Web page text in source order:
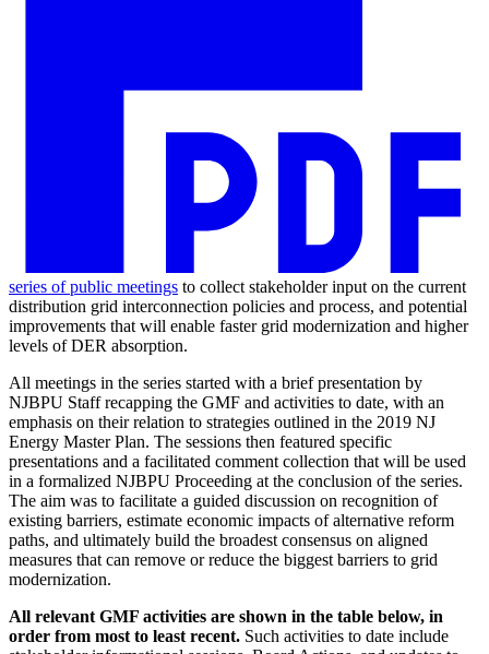
series of public meetings​​​​‌ ‍ ​‍​‍‌‍ ‌ ​‍‌‍‍‌‌‍‌ ‌‍‍‌‌‍ ‍​‍​‍​ ‍‍​‍​‍‌ ​ ‌‍​‌‌‍ ‍‌‍‍‌‌ ‌​‌ ‍‌​‍ ‍‌‍‍‌‌‍ ​‍​‍​‍ ​​‍​‍‌‍‍​‌ ​‍‌‍‌‌‌‍‌‍​‍​‍​ ‍‍​‍​‍‌‍‍​‌ ‌​‌ ‌​‌ ​​​ ‍‍​‍ ​‍ ‌‍ ​‌‍ ‌‍​ ‌‍​‌‌‍ ​‌‍‍​‌‍ ‌ ​ ‌ ‌​​ ‍‍​ ​ ​ ​ ​ ​ ​ ​ ​‍ ‌‍‍‌‌‍ ‍‌ ‌​‌‍‌‌‌‍ ‍‌ ‌​​‍ ‌‍‌‌‌‍‌​‌‍‍‌‌ ‌​​‍ ‌‍ ‌‌‍ ‌‍‌​‌‍‌‌​ ‌‌ ​​‌ ​‍‌‍‌‌‌ ​ ‌‍‌‌‌‍ ‍‌ ‌​‌‍​‌‌ ‌​‌‍‍‌‌‍ ‌‍ ‍​ ‍ ‌‍‍‌‌‍‌​​ ‌​ ‌​‌‍‌‍​ ‌‍​ ‍‌​ ‌‌​ ​‌​ ‍​‌‍‌‍​‍ ‌​ ​ ​ ‌‍​ ​​​ ​ ​‍ ‌​ ‌​​ ‍​‌‍‌​​ ‌‍​‍ ‌​ ‍​‌‍​‍‌‍‌‍​ ‍​​‍ ‌​ ‍​​ ​​​ ​ ​ ‌‌​ ‌ ‌‍‌​​ ​​‌‍​‌​ ‌​​ ‍‌‌‍‌‍​ ‌‌​ ‍ ‌ ‌​‌ ‍‌‌ ​​‌‍‌‌​ ‌‌ ​​‌ ​‍‌‍ ‌‍‌ ‌ ​‍‌‍​‌‌‍ ‌​ ‍ ‌ ​​‌‍​‌‌ ‌​‌‍‍​​ ‌‌‍​ ‌‍ ‌‍ ‍‌ ‌​‌‍‌‌‌‍ ‍‌ ‌​‌‌​ ‌‍‌‌‌‍​ ‌ ‌​‌‍‍‌‌‍ ‌‍ ‍‌ ​ ​‍‌‌​ ‌‌‌​​‍‌‌ ‌‍‍ ‌‍‌‌‌ ‍‌​‍‌‌​ ​ ‌​‌​​‍‌‌​ ​ ‌​‌​​‍‌‌​ ​‍​ ​‍​ ​ ‌‍​‍‌‍‌‌​ ‍‌​ ​‍​ ‌‌​ ‌‌​ ​ ​ ​‌​ ‌ ​ ‍​‌‍​‍​‍‌‌​ ​‍​ ​‍​‍‌‌​ ‌‌‌​‌​​‍ ‍‌‍​ ‌‍ ‌‍ ‍‌ ‌​‌‍‌‌‌‍ ‍‌ ‌​​‍‌‌​ ‌‌‌​​‍‌‌ ‌‍‍ ‌‍‌‌‌ ‍‌​‍‌‌​ ​ ‌​‌​​‍‌‌​ ​ ‌​‌​​‍‌‌​ ​‍​ ​‍​ ‌ ​ ‌‌‌‍‌‌​ ‍‌​ ‍‌​ ‌​‌‍‌‌​ ​‌​ ​‍​ ‌‍​ ​‌‌‍​‌​‍‌‌​ ​‍​ ​‍​‍‌‌​ ‌‌‌​‌​​‍ ‍‌‍​ ‌‍‍​‌‍‍‌‌‍ ​‌‍‌​‌ ​‍‌‍‌‌‌‍ ‍​‍‌‌​ ‌‌‌​​‍‌‌ ‌‍‍ ‌‍‌‌‌ ‍‌​‍‌‌​ ​ ‌​‌​​‍‌‌​ ​ ‌​‌​​‍‌‌​ ​‍​ ​‍​ ‍‌​ ​ ​ ‌‍​ ‍‌​ ​‍‌‍​‌​ ‍​‌‍‌​‌‍‌​‌‍‌​‌‍​‌‌‍​‌​‍‌‌​ ​‍​ ​‍​‍‌‌​ ‌‌‌​‌​​‍ ‍‌ ‌​‌‍‌‌‌ ‍​‌ ‌​​ ‌‍​‍‌‍​‌‌ ​ ‌‍‌‌‌‌‌‌‌ ​‍‌‍ ​​ ‌‌‍‍​‌ ‌​‌ ‌​‌ ​​​‍‌‌​ ​ ‌​​‌​‍‌‌​ ​‍‌​‌‍​‍‌‌​ ​‍‌​‌‍‌‍ ​‌‍ ‌‍​ ‌‍​‌‌‍ ​‌‍‍​‌‍ ‌ ​ ‌ ‌​​‍‌‌​ ​ ‌​​‌​ ​ ​ ​ ​ ​ ​ ​ ​‍‌‍‌‍‍‌‌‍‌​​ ‌​ ‌​‌‍‌‍​ ‌‍​ ‍‌​ ‌‌​ ​‌​ ‍​‌‍‌‍​‍ ‌​ ​ ​ ‌‍​ ​​​ ​ ​‍ ‌​ ‌​​ ‍​‌‍‌​​ ‌‍​‍ ‌​ ‍​‌‍​‍‌‍‌‍​ ‍​​‍ ‌​ ‍​​ ​​​ ​ ​ ‌‌​ ‌ ‌‍‌​​ ​​‌‍​‌​ ‌​​ ‍‌‌‍‌‍​ ‌‌​‍‌‍‌ ‌​‌ ‍‌‌ ​​‌‍‌‌​ ‌‌ ​​‌ ​‍‌‍ ‌‍‌ ‌ ​‍‌‍​‌‌‍ ‌​‍‌‍‌ ​​‌‍​‌‌ ‌​‌‍‍​​ ‌‌‍​ ‌‍ ‌‍ ‍‌ ‌​‌‍‌‌‌‍ ‍‌ ‌​‌‌​ ‌‍‌‌‌‍​ ‌ ‌​‌‍‍‌‌‍ ‌‍ ‍‌ ​ ​‍‌‌​ ‌‌‌​​‍‌‌ ‌‍‍ ‌‍‌‌‌ ‍‌​‍‌‌​ ​ ‌​‌​​‍‌‌​ ​ ‌​‌​​‍‌‌​ ​‍​ ​‍​ ​ ‌‍​‍‌‍‌‌​ ‍‌​ ​‍​ ‌‌​ ‌‌​ ​ ​ ​‌​ ‌ ​ ‍​‌‍​‍​‍‌‌​ ​‍​ ​‍​‍‌‌​ ‌‌‌​‌​​‍ ‍‌‍​ ‌‍ ‌‍ ‍‌ ‌​‌‍‌‌‌‍ ‍‌ ‌​​‍‌‌​ ‌‌‌​​‍‌‌ ‌‍‍ ‌‍‌‌‌ ‍‌​‍‌‌​ ​ ‌​‌​​‍‌‌​ ​ ‌​‌​​‍‌‌​ ​‍​ ​‍​ ‌ ​ ‌‌‌‍‌‌​ ‍‌​ ‍‌​ ‌​‌‍‌‌​ ​‌​ ​‍​ ‌‍​ ​‌‌‍​‌​‍‌‌​ ​‍​ ​‍​‍‌‌​ ‌‌‌​‌​​‍ ‍‌‍​ ‌‍‍​‌‍‍‌‌‍ ​‌‍‌​‌ ​‍‌‍‌‌‌‍ ‍​‍‌‌​ ‌‌‌​​‍‌‌ ‌‍‍ ‌‍‌‌‌ ‍‌​‍‌‌​ ​ ‌​‌​​‍‌‌​ ​ ‌​‌​​‍‌‌​ ​‍​ ​‍​ ‍‌​ ​ ​ ‌‍​ ‍‌​ ​‍‌‍​‌​ ‍​‌‍‌​‌‍‌​‌‍‌​‌‍​‌‌‍​‌​‍‌‌​ ​‍​ ​‍​‍‌‌​ ‌‌‌​‌​​‍ ‍‌ ‌​‌‍‌‌‌ ‍​‌ ‌​​‍‌‍‌ ​​‌‍‌‌‌ ​‍‌ ​ ‌ ​​‌‍‌‌‌‍​ ‌ ‌​‌‍‍‌‌ ‌‍‌‍‌‌​ ‌‌ ​​‌ ‌‌‌‍​‍‌‍ ​‌‍‍‌‌ ​ ‌‍‍​‌‍‌‌‌‍‌​​‍​‍‌ ‌ to collect stakeholder input on the current
distribution grid interconnection policies and process, and potential
improvements that will enable faster grid modernization and higher
levels of DER absorption. ​​​​‌ ‍ ​‍​‍‌‍ ‌ ​‍‌‍‍‌‌‍‌ ‌‍‍‌‌‍ ‍​‍​‍​ ‍‍​‍​‍‌ ​ ‌‍​‌‌‍ ‍‌‍‍‌‌ ‌​‌ ‍‌​‍ ‍‌‍‍‌‌‍ ​‍​‍​‍ ​​‍​‍‌‍‍​‌ ​‍‌‍‌‌‌‍‌‍​‍​‍​ ‍‍​‍​‍‌‍‍​‌ ‌​‌ ‌​‌ ​​​ ‍‍​‍ ​‍ ‌‍ ​‌‍ ‌‍​ ‌‍​‌‌‍ ​‌‍‍​‌‍ ‌ ​ ‌ ‌​​ ‍‍​ ​ ​ ​ ​ ​ ​ ​ ​‍ ‌‍‍‌‌‍ ‍‌ ‌​‌‍‌‌‌‍ ‍‌ ‌​​‍ ‌‍‌‌‌‍‌​‌‍‍‌‌ ‌​​‍ ‌‍ ‌‌‍ ‌‍‌​‌‍‌‌​ ‌‌ ​​‌ ​‍‌‍‌‌‌ ​ ‌‍‌‌‌‍ ‍‌ ‌​‌‍​‌‌ ‌​‌‍‍‌‌‍ ‌‍ ‍​ ‍ ‌‍‍‌‌‍‌​​ ‌​ ‌​‌‍‌‍​ ‌‍​ ‍‌​ ‌‌​ ​‌​ ‍​‌‍‌‍​‍ ‌​ ​ ​ ‌‍​ ​​​ ​ ​‍ ‌​ ‌​​ ‍​‌‍‌​​ ‌‍​‍ ‌​ ‍​‌‍​‍‌‍‌‍​ ‍​​‍ ‌​ ‍​​ ​​​ ​ ​ ‌‌​ ‌ ‌‍‌​​ ​​‌‍​‌​ ‌​​ ‍‌‌‍‌‍​ ‌‌​ ‍ ‌ ‌​‌ ‍‌‌ ​​‌‍‌‌​ ‌‌ ​​‌ ​‍‌‍ ‌‍‌ ‌ ​‍‌‍​‌‌‍ ‌​ ‍ ‌ ​​‌‍​‌‌ ‌​‌‍‍​​ ‌‌‍​ ‌‍ ‌‍ ‍‌ ‌​‌‍‌‌‌‍ ‍‌ ‌​‌‌​ ‌‍‌‌‌‍​ ‌ ‌​‌‍‍‌‌‍ ‌‍ ‍‌ ​ ​‍‌‌​ ‌‌‌​​‍‌‌ ‌‍‍ ‌‍‌‌‌ ‍‌​‍‌‌​ ​ ‌​‌​​‍‌‌​ ​ ‌​‌​​‍‌‌​ ​‍​ ​‍​ ​ ‌‍​‍‌‍‌‌​ ‍‌​ ​‍​ ‌‌​ ‌‌​ ​ ​ ​‌​ ‌ ​ ‍​‌‍​‍​‍‌‌​ ​‍​ ​‍​‍‌‌​ ‌‌‌​‌​​‍ ‍‌‍​ ‌‍ ‌‍ ‍‌ ‌​‌‍‌‌‌‍ ‍‌ ‌​​‍‌‌​ ‌‌‌​​‍‌‌ ‌‍‍ ‌‍‌‌‌ ‍‌​‍‌‌​ ​ ‌​‌​​‍‌‌​ ​ ‌​‌​​‍‌‌​ ​‍​ ​‍​ ‌ ​ ‌‌‌‍‌‌​ ‍‌​ ‍‌​ ‌​‌‍‌‌​ ​‌​ ​‍​ ‌‍​ ​‌‌‍​‌​‍‌‌​ ​‍​ ​‍​‍‌‌​ ‌‌‌​‌​​‍ ‍‌‍​ ‌‍‍​‌‍‍‌‌‍ ​‌‍‌​‌ ​‍‌‍‌‌‌‍ ‍​‍‌‌​ ‌‌‌​​‍‌‌ ‌‍‍ ‌‍‌‌‌ ‍‌​‍‌‌​ ​ ‌​‌​​‍‌‌​ ​ ‌​‌​​‍‌‌​ ​‍​ ​‍‌‍​ ‌‍‌‍​ ‌‌​ ‌‌‌‍​‌​ ‌‌​ ‍‌‌‍​‌​ ‍​​ ​‍​ ‌‍‌‍‌​​‍‌‌​ ​‍​ ​‍​‍‌‌​ ‌‌‌​‌​​‍ ‍‌ ‌​‌‍‌‌‌ ‍​‌ ‌​​ ‌‍​‍‌‍​‌‌ ​ ‌‍‌‌‌‌‌‌‌ ​‍‌‍ ​​ ‌‌‍‍​‌ ‌​‌ ‌​‌ ​​​‍‌‌​ ​ ‌​​‌​‍‌‌​ ​‍‌​‌‍​‍‌‌​ ​‍‌​‌‍‌‍ ​‌‍ ‌‍​ ‌‍​‌‌‍ ​‌‍‍​‌‍ ‌ ​ ‌ ‌​​‍‌‌​ ​ ‌​​‌​ ​ ​ ​ ​ ​ ​ ​ ​‍‌‍‌‍‍‌‌‍‌​​ ‌​ ‌​‌‍‌‍​ ‌‍​ ‍‌​ ‌‌​ ​‌​ ‍​‌‍‌‍​‍ ‌​ ​ ​ ‌‍​ ​​​ ​ ​‍ ‌​ ‌​​ ‍​‌‍‌​​ ‌‍​‍ ‌​ ‍​‌‍​‍‌‍‌‍​ ‍​​‍ ‌​ ‍​​ ​​​ ​ ​ ‌‌​ ‌ ‌‍‌​​ ​​‌‍​‌​ ‌​​ ‍‌‌‍‌‍​ ‌‌​‍‌‍‌ ‌​‌ ‍‌‌ ​​‌‍‌‌​ ‌‌ ​​‌ ​‍‌‍ ‌‍‌ ‌ ​‍‌‍​‌‌‍ ‌​‍‌‍‌ ​​‌‍​‌‌ ‌​‌‍‍​​ ‌‌‍​ ‌‍ ‌‍ ‍‌ ‌​‌‍‌‌‌‍ ‍‌ ‌​‌‌​ ‌‍‌‌‌‍​ ‌ ‌​‌‍‍‌‌‍ ‌‍ ‍‌ ​ ​‍‌‌​ ‌‌‌​​‍‌‌ ‌‍‍ ‌‍‌‌‌ ‍‌​‍‌‌​ ​ ‌​‌​​‍‌‌​ ​ ‌​‌​​‍‌‌​ ​‍​ ​‍​ ​ ‌‍​‍‌‍‌‌​ ‍‌​ ​‍​ ‌‌​ ‌‌​ ​ ​ ​‌​ ‌ ​ ‍​‌‍​‍​‍‌‌​ ​‍​ ​‍​‍‌‌​ ‌‌‌​‌​​‍ ‍‌‍​ ‌‍ ‌‍ ‍‌ ‌​‌‍‌‌‌‍ ‍‌ ‌​​‍‌‌​ ‌‌‌​​‍‌‌ ‌‍‍ ‌‍‌‌‌ ‍‌​‍‌‌​ ​ ‌​‌​​‍‌‌​ ​ ‌​‌​​‍‌‌​ ​‍​ ​‍​ ‌ ​ ‌‌‌‍‌‌​ ‍‌​ ‍‌​ ‌​‌‍‌‌​ ​‌​ ​‍​ ‌‍​ ​‌‌‍​‌​‍‌‌​ ​‍​ ​‍​‍‌‌​ ‌‌‌​‌​​‍ ‍‌‍​ ‌‍‍​‌‍‍‌‌‍ ​‌‍‌​‌ ​‍‌‍‌‌‌‍ ‍​‍‌‌​ ‌‌‌​​‍‌‌ ‌‍‍ ‌‍‌‌‌ ‍‌​‍‌‌​ ​ ‌​‌​​‍‌‌​ ​ ‌​‌​​‍‌‌​ ​‍​ ​‍‌‍​ ‌‍‌‍​ ‌‌​ ‌‌‌‍​‌​ ‌‌​ ‍‌‌‍​‌​ ‍​​ ​‍​ ‌‍‌‍‌​​‍‌‌​ ​‍​ ​‍​‍‌‌​ ‌‌‌​‌​​‍ ‍‌ ‌​‌‍‌‌‌ ‍​‌ ‌​​‍‌‍‌ ​​‌‍‌‌‌ ​‍‌ ​ ‌ ​​‌‍‌‌‌‍​ ‌ ‌​‌‍‍‌‌ ‌‍‌‍‌‌​ ‌‌ ​​‌ ‌‌‌‍​‍‌‍ ​‌‍‍‌‌ ​ ‌‍‍​‌‍‌‌‌‍‌​​‍​‍‌ ‌
All meetings in the series started with a brief presentation by
NJBPU Staff recapping the GMF and activities to date, with an
emphasis on their relation to strategies outlined in the 2019 NJ
Energy Master Plan. The sessions then featured specific
presentations and a facilitated comment collection that will be used
in a formalized NJBPU Proceeding at the conclusion of the series.
The aim was to facilitate a guided discussion on recognition of
existing barriers, estimate economic impacts of alternative reform
paths, and ultimately build the broadest consensus on aligned
measures that can remove or reduce the biggest barriers to grid
modernization.​​​​‌ ‍ ​‍​‍‌‍ ‌ ​‍‌‍‍‌‌‍‌ ‌‍‍‌‌‍ ‍​‍​‍​ ‍‍​‍​‍‌ ​ ‌‍​‌‌‍ ‍‌‍‍‌‌ ‌​‌ ‍‌​‍ ‍‌‍‍‌‌‍ ​‍​‍​‍ ​​‍​‍‌‍‍​‌ ​‍‌‍‌‌‌‍‌‍​‍​‍​ ‍‍​‍​‍‌‍‍​‌ ‌​‌ ‌​‌ ​​​ ‍‍​‍ ​‍ ‌‍ ​‌‍ ‌‍​ ‌‍​‌‌‍ ​‌‍‍​‌‍ ‌ ​ ‌ ‌​​ ‍‍​ ​ ​ ​ ​ ​ ​ ​ ​‍ ‌‍‍‌‌‍ ‍‌ ‌​‌‍‌‌‌‍ ‍‌ ‌​​‍ ‌‍‌‌‌‍‌​‌‍‍‌‌ ‌​​‍ ‌‍ ‌‌‍ ‌‍‌​‌‍‌‌​ ‌‌ ​​‌ ​‍‌‍‌‌‌ ​ ‌‍‌‌‌‍ ‍‌ ‌​‌‍​‌‌ ‌​‌‍‍‌‌‍ ‌‍ ‍​ ‍ ‌‍‍‌‌‍‌​​ ‌​ ‌​‌‍‌‍​ ‌‍​ ‍‌​ ‌‌​ ​‌​ ‍​‌‍‌‍​‍ ‌​ ​ ​ ‌‍​ ​​​ ​ ​‍ ‌​ ‌​​ ‍​‌‍‌​​ ‌‍​‍ ‌​ ‍​‌‍​‍‌‍‌‍​ ‍​​‍ ‌​ ‍​​ ​​​ ​ ​ ‌‌​ ‌ ‌‍‌​​ ​​‌‍​‌​ ‌​​ ‍‌‌‍‌‍​ ‌‌​ ‍ ‌ ‌​‌ ‍‌‌ ​​‌‍‌‌​ ‌‌ ​​‌ ​‍‌‍ ‌‍‌ ‌ ​‍‌‍​‌‌‍ ‌​ ‍ ‌ ​​‌‍​‌‌ ‌​‌‍‍​​ ‌‌‍​ ‌‍ ‌‍ ‍‌ ‌​‌‍‌‌‌‍ ‍‌ ‌​‌‌​ ‌‍‌‌‌‍​ ‌ ‌​‌‍‍‌‌‍ ‌‍ ‍‌ ​ ​‍‌‌​ ‌‌‌​​‍‌‌ ‌‍‍ ‌‍‌‌‌ ‍‌​‍‌‌​ ​ ‌​‌​​‍‌‌​ ​ ‌​‌​​‍‌‌​ ​‍​ ​‍​ ​ ‌‍​‍‌‍‌‌​ ‍‌​ ​‍​ ‌‌​ ‌‌​ ​ ​ ​‌​ ‌ ​ ‍​‌‍​‍​‍‌‌​ ​‍​ ​‍​‍‌‌​ ‌‌‌​‌​​‍ ‍‌‍​ ‌‍ ‌‍ ‍‌ ‌​‌‍‌‌‌‍ ‍‌ ‌​​‍‌‌​ ‌‌‌​​‍‌‌ ‌‍‍ ‌‍‌‌‌ ‍‌​‍‌‌​ ​ ‌​‌​​‍‌‌​ ​ ‌​‌​​‍‌‌​ ​‍​ ​‍​ ‌‌​ ‌ ​ ​‍‌‍​ ‌‍‌‌​ ‌ ​ ‍‌‌‍​ ​ ‌​​ ‌​‌‍​‌‌‍​‌​‍‌‌​ ​‍​ ​‍​‍‌‌​ ‌‌‌​‌​​‍ ‍‌‍​ ‌‍‍​‌‍‍‌‌‍ ​‌‍‌​‌ ​‍‌‍‌‌‌‍ ‍​‍‌‌​ ‌‌‌​​‍‌‌ ‌‍‍ ‌‍‌‌‌ ‍‌​‍‌‌​ ​ ‌​‌​​‍‌‌​ ​ ‌​‌​​‍‌‌​ ​‍​ ​‍​ ‌‌‌‍​‍​ ‌‍‌‍​‍​ ‌​‌‍​ ‌‍​‍​ ​​​ ‌‌​ ‌ ​ ​‌‌‍‌​​‍‌‌​ ​‍​ ​‍​‍‌‌​ ‌‌‌​‌​​‍ ‍‌ ‌​‌‍‌‌‌ ‍​‌ ‌​​ ‌‍​‍‌‍​‌‌ ​ ‌‍‌‌‌‌‌‌‌ ​‍‌‍ ​​ ‌‌‍‍​‌ ‌​‌ ‌​‌ ​​​‍‌‌​ ​ ‌​​‌​‍‌‌​ ​‍‌​‌‍​‍‌‌​ ​‍‌​‌‍‌‍ ​‌‍ ‌‍​ ‌‍​‌‌‍ ​‌‍‍​‌‍ ‌ ​ ‌ ‌​​‍‌‌​ ​ ‌​​‌​ ​ ​ ​ ​ ​ ​ ​ ​‍‌‍‌‍‍‌‌‍‌​​ ‌​ ‌​‌‍‌‍​ ‌‍​ ‍‌​ ‌‌​ ​‌​ ‍​‌‍‌‍​‍ ‌​ ​ ​ ‌‍​ ​​​ ​ ​‍ ‌​ ‌​​ ‍​‌‍‌​​ ‌‍​‍ ‌​ ‍​‌‍​‍‌‍‌‍​ ‍​​‍ ‌​ ‍​​ ​​​ ​ ​ ‌‌​ ‌ ‌‍‌​​ ​​‌‍​‌​ ‌​​ ‍‌‌‍‌‍​ ‌‌​‍‌‍‌ ‌​‌ ‍‌‌ ​​‌‍‌‌​ ‌‌ ​​‌ ​‍‌‍ ‌‍‌ ‌ ​‍‌‍​‌‌‍ ‌​‍‌‍‌ ​​‌‍​‌‌ ‌​‌‍‍​​ ‌‌‍​ ‌‍ ‌‍ ‍‌ ‌​‌‍‌‌‌‍ ‍‌ ‌​‌‌​ ‌‍‌‌‌‍​ ‌ ‌​‌‍‍‌‌‍ ‌‍ ‍‌ ​ ​‍‌‌​ ‌‌‌​​‍‌‌ ‌‍‍ ‌‍‌‌‌ ‍‌​‍‌‌​ ​ ‌​‌​​‍‌‌​ ​ ‌​‌​​‍‌‌​ ​‍​ ​‍​ ​ ‌‍​‍‌‍‌‌​ ‍‌​ ​‍​ ‌‌​ ‌‌​ ​ ​ ​‌​ ‌ ​ ‍​‌‍​‍​‍‌‌​ ​‍​ ​‍​‍‌‌​ ‌‌‌​‌​​‍ ‍‌‍​ ‌‍ ‌‍ ‍‌ ‌​‌‍‌‌‌‍ ‍‌ ‌​​‍‌‌​ ‌‌‌​​‍‌‌ ‌‍‍ ‌‍‌‌‌ ‍‌​‍‌‌​ ​ ‌​‌​​‍‌‌​ ​ ‌​‌​​‍‌‌​ ​‍​ ​‍​ ‌‌​ ‌ ​ ​‍‌‍​ ‌‍‌‌​ ‌ ​ ‍‌‌‍​ ​ ‌​​ ‌​‌‍​‌‌‍​‌​‍‌‌​ ​‍​ ​‍​‍‌‌​ ‌‌‌​‌​​‍ ‍‌‍​ ‌‍‍​‌‍‍‌‌‍ ​‌‍‌​‌ ​‍‌‍‌‌‌‍ ‍​‍‌‌​ ‌‌‌​​‍‌‌ ‌‍‍ ‌‍‌‌‌ ‍‌​‍‌‌​ ​ ‌​‌​​‍‌‌​ ​ ‌​‌​​‍‌‌​ ​‍​ ​‍​ ‌‌‌‍​‍​ ‌‍‌‍​‍​ ‌​‌‍​ ‌‍​‍​ ​​​ ‌‌​ ‌ ​ ​‌‌‍‌​​‍‌‌​ ​‍​ ​‍​‍‌‌​ ‌‌‌​‌​​‍ ‍‌ ‌​‌‍‌‌‌ ‍​‌ ‌​​‍‌‍‌ ​​‌‍‌‌‌ ​‍‌ ​ ‌ ​​‌‍‌‌‌‍​ ‌ ‌​‌‍‍‌‌ ‌‍‌‍‌‌​ ‌‌ ​​‌ ‌‌‌‍​‍‌‍ ​‌‍‍‌‌ ​ ‌‍‍​‌‍‌‌‌‍‌​​‍​‍‌ ‌
All relevant GMF activities are shown in the table below, in
order from most to least recent.​​​​‌ ‍ ​‍​‍‌‍ ‌ ​‍‌‍‍‌‌‍‌ ‌‍‍‌‌‍ ‍​‍​‍​ ‍‍​‍​‍‌ ​ ‌‍​‌‌‍ ‍‌‍‍‌‌ ‌​‌ ‍‌​‍ ‍‌‍‍‌‌‍ ​‍​‍​‍ ​​‍​‍‌‍‍​‌ ​‍‌‍‌‌‌‍‌‍​‍​‍​ ‍‍​‍​‍‌‍‍​‌ ‌​‌ ‌​‌ ​​​ ‍‍​‍ ​‍ ‌‍ ​‌‍ ‌‍​ ‌‍​‌‌‍ ​‌‍‍​‌‍ ‌ ​ ‌ ‌​​ ‍‍​ ​ ​ ​ ​ ​ ​ ​ ​‍ ‌‍‍‌‌‍ ‍‌ ‌​‌‍‌‌‌‍ ‍‌ ‌​​‍ ‌‍‌‌‌‍‌​‌‍‍‌‌ ‌​​‍ ‌‍ ‌‌‍ ‌‍‌​‌‍‌‌​ ‌‌ ​​‌ ​‍‌‍‌‌‌ ​ ‌‍‌‌‌‍ ‍‌ ‌​‌‍​‌‌ ‌​‌‍‍‌‌‍ ‌‍ ‍​ ‍ ‌‍‍‌‌‍‌​​ ‌​ ‌​‌‍‌‍​ ‌‍​ ‍‌​ ‌‌​ ​‌​ ‍​‌‍‌‍​‍ ‌​ ​ ​ ‌‍​ ​​​ ​ ​‍ ‌​ ‌​​ ‍​‌‍‌​​ ‌‍​‍ ‌​ ‍​‌‍​‍‌‍‌‍​ ‍​​‍ ‌​ ‍​​ ​​​ ​ ​ ‌‌​ ‌ ‌‍‌​​ ​​‌‍​‌​ ‌​​ ‍‌‌‍‌‍​ ‌‌​ ‍ ‌ ‌​‌ ‍‌‌ ​​‌‍‌‌​ ‌‌ ​​‌ ​‍‌‍ ‌‍‌ ‌ ​‍‌‍​‌‌‍ ‌​ ‍ ‌ ​​‌‍​‌‌ ‌​‌‍‍​​ ‌‌‍​ ‌‍ ‌‍ ‍‌ ‌​‌‍‌‌‌‍ ‍‌ ‌​‌‌​ ‌‍‌‌‌‍​ ‌ ‌​‌‍‍‌‌‍ ‌‍ ‍‌ ​ ​‍‌‌​ ‌‌‌​​‍‌‌ ‌‍‍ ‌‍‌‌‌ ‍‌​‍‌‌​ ​ ‌​‌​​‍‌‌​ ​ ‌​‌​​‍‌‌​ ​‍​ ​‍​ ​ ‌‍​‍‌‍‌‌​ ‍‌​ ​‍​ ‌‌​ ‌‌​ ​ ​ ​‌​ ‌ ​ ‍​‌‍​‍​‍‌‌​ ​‍​ ​‍​‍‌‌​ ‌‌‌​‌​​‍ ‍‌‍​ ‌‍ ‌‍ ‍‌ ‌​‌‍‌‌‌‍ ‍‌ ‌​​‍‌‌​ ‌‌‌​​‍‌‌ ‌‍‍ ‌‍‌‌‌ ‍‌​‍‌‌​ ​ ‌​‌​​‍‌‌​ ​ ‌​‌​​‍‌‌​ ​‍​ ​‍‌‍‌‌‌‍‌‌‌‍​‍​ ​‍​ ‌​​ ​‌‌‍​ ‌‍‌‌​ ‍‌​ ‍‌‌‍‌‌‌‍‌​​‍‌‌​ ​‍​ ​‍​‍‌‌​ ‌‌‌​‌​​‍ ‍‌‍​ ‌‍‍​‌‍‍‌‌‍ ​‌‍‌​‌ ​‍‌‍‌‌‌‍ ‍​‍‌‌​ ‌‌‌​​‍‌‌ ‌‍‍ ‌‍‌‌‌ ‍‌​‍‌‌​ ​ ‌​‌​​‍‌‌​ ​ ‌​‌​​‍‌‌​ ​‍​ ​‍‌‍​‌‌‍‌‌‌‍‌​​ ​ ​ ‌ ​ ​ ​ ‍‌‌‍‌‌‌‍‌‌​ ​​​ ‌ ​ ‌ ​‍‌‌​ ​‍​ ​‍​‍‌‌​ ‌‌‌​‌​​‍ ‍‌ ‌​‌‍‌‌‌ ‍​‌ ‌​​ ‌‍​‍‌‍​‌‌ ​ ‌‍‌‌‌‌‌‌‌ ​‍‌‍ ​​ ‌‌‍‍​‌ ‌​‌ ‌​‌ ​​​‍‌‌​ ​ ‌​​‌​‍‌‌​ ​‍‌​‌‍​‍‌‌​ ​‍‌​‌‍‌‍ ​‌‍ ‌‍​ ‌‍​‌‌‍ ​‌‍‍​‌‍ ‌ ​ ‌ ‌​​‍‌‌​ ​ ‌​​‌​ ​ ​ ​ ​ ​ ​ ​ ​‍‌‍‌‍‍‌‌‍‌​​ ‌​ ‌​‌‍‌‍​ ‌‍​ ‍‌​ ‌‌​ ​‌​ ‍​‌‍‌‍​‍ ‌​ ​ ​ ‌‍​ ​​​ ​ ​‍ ‌​ ‌​​ ‍​‌‍‌​​ ‌‍​‍ ‌​ ‍​‌‍​‍‌‍‌‍​ ‍​​‍ ‌​ ‍​​ ​​​ ​ ​ ‌‌​ ‌ ‌‍‌​​ ​​‌‍​‌​ ‌​​ ‍‌‌‍‌‍​ ‌‌​‍‌‍‌ ‌​‌ ‍‌‌ ​​‌‍‌‌​ ‌‌ ​​‌ ​‍‌‍ ‌‍‌ ‌ ​‍‌‍​‌‌‍ ‌​‍‌‍‌ ​​‌‍​‌‌ ‌​‌‍‍​​ ‌‌‍​ ‌‍ ‌‍ ‍‌ ‌​‌‍‌‌‌‍ ‍‌ ‌​‌‌​ ‌‍‌‌‌‍​ ‌ ‌​‌‍‍‌‌‍ ‌‍ ‍‌ ​ ​‍‌‌​ ‌‌‌​​‍‌‌ ‌‍‍ ‌‍‌‌‌ ‍‌​‍‌‌​ ​ ‌​‌​​‍‌‌​ ​ ‌​‌​​‍‌‌​ ​‍​ ​‍​ ​ ‌‍​‍‌‍‌‌​ ‍‌​ ​‍​ ‌‌​ ‌‌​ ​ ​ ​‌​ ‌ ​ ‍​‌‍​‍​‍‌‌​ ​‍​ ​‍​‍‌‌​ ‌‌‌​‌​​‍ ‍‌‍​ ‌‍ ‌‍ ‍‌ ‌​‌‍‌‌‌‍ ‍‌ ‌​​‍‌‌​ ‌‌‌​​‍‌‌ ‌‍‍ ‌‍‌‌‌ ‍‌​‍‌‌​ ​ ‌​‌​​‍‌‌​ ​ ‌​‌​​‍‌‌​ ​‍​ ​‍‌‍‌‌‌‍‌‌‌‍​‍​ ​‍​ ‌​​ ​‌‌‍​ ‌‍‌‌​ ‍‌​ ‍‌‌‍‌‌‌‍‌​​‍‌‌​ ​‍​ ​‍​‍‌‌​ ‌‌‌​‌​​‍ ‍‌‍​ ‌‍‍​‌‍‍‌‌‍ ​‌‍‌​‌ ​‍‌‍‌‌‌‍ ‍​‍‌‌​ ‌‌‌​​‍‌‌ ‌‍‍ ‌‍‌‌‌ ‍‌​‍‌‌​ ​ ‌​‌​​‍‌‌​ ​ ‌​‌​​‍‌‌​ ​‍​ ​‍‌‍​‌‌‍‌‌‌‍‌​​ ​ ​ ‌ ​ ​ ​ ‍‌‌‍‌‌‌‍‌‌​ ​​​ ‌ ​ ‌ ​‍‌‌​ ​‍​ ​‍​‍‌‌​ ‌‌‌​‌​​‍ ‍‌ ‌​‌‍‌‌‌ ‍​‌ ‌​​‍‌‍‌ ​​‌‍‌‌‌ ​‍‌ ​ ‌ ​​‌‍‌‌‌‍​ ‌ ‌​‌‍‍‌‌ ‌‍‌‍‌‌​ ‌‌ ​​‌ ‌‌‌‍​‍‌‍ ​‌‍‍‌‌ ​ ‌‍‍​‌‍‌‌‌‍‌​​‍​‍‌ ‌ Such activities to date include